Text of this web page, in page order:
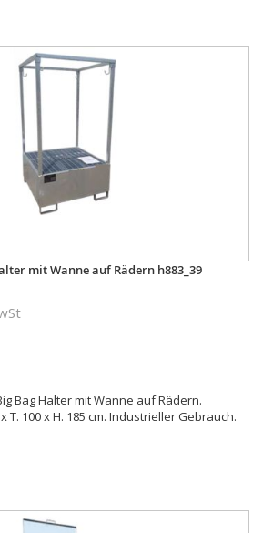
mit Wanne auf Rädern h883_39
Bag Halter mit Wanne auf Rädern.
T. 100 x H. 185 cm. Industrieller Gebrauch.